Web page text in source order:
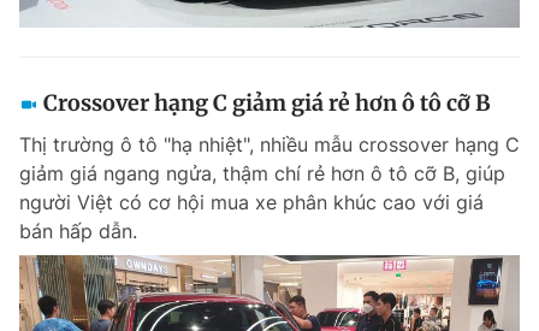
Crossover hạng C giảm giá rẻ hơn ô tô cỡ B
Thị trường ô tô "hạ nhiệt", nhiều mẫu crossover hạng C
giảm giá ngang ngửa, thậm chí rẻ hơn ô tô cỡ B, giúp
người Việt có cơ hội mua xe phân khúc cao với giá
bán hấp dẫn.